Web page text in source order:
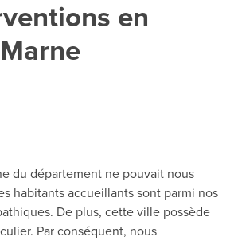
en
du département ne pouvait nous
habitants accueillants sont parmi nos
De plus, cette ville possède
Par conséquent, nous